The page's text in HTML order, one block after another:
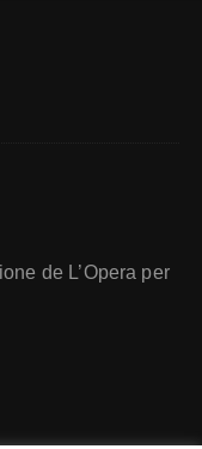
de L’Opera per